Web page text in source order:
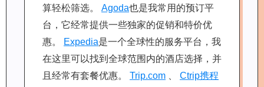
算轻松筛选。 Agoda也是我常用的预订平
台，它经常提供一些独家的促销和特价优
惠。
Expedia是一个全球性的服务平台，我
在这里可以找到全球范围内的酒店选择，并
且经常有套餐优惠。 Trip.com
Ctrip携程